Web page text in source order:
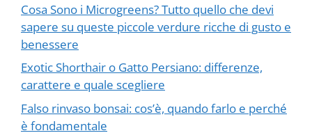
Cosa Sono i Microgreens? Tutto quello che devi
sapere su queste piccole verdure ricche di gusto e
benessere
Exotic Shorthair o Gatto Persiano: differenze,
carattere e quale scegliere
Falso rinvaso bonsai: cos’è, quando farlo e perché
è fondamentale